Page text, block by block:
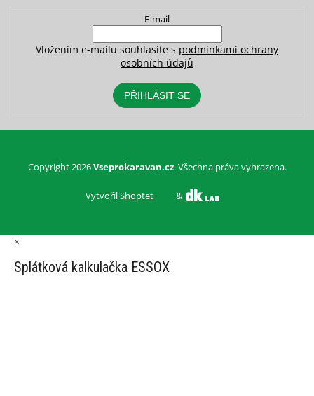
E-mail
Vložením e-mailu souhlasíte s podmínkami ochrany
osobních údajů
PŘIHLÁSIT SE
Vytvořil Shoptet &
Copyright 2026Vseprokaravan.cz. Všechna práva vyhrazena.
×
Splátková kalkulačka ESSOX